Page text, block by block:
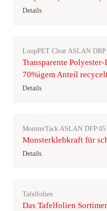
Details
LoopPET Clear ASLAN DRP
Transparente
70%igem Anteil
Details
MonsterTack ASLAN DFP 05
Monsterklebkraft für
Details
Tafelfolien
Das Tafelfolien